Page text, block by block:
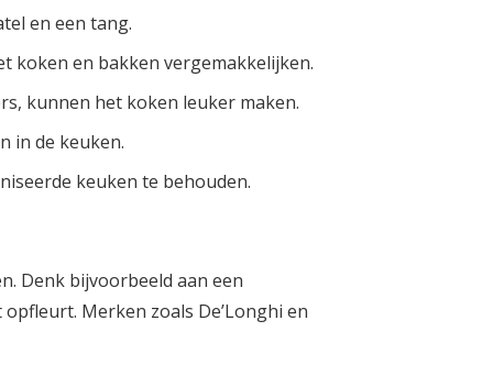
en een tang.
koken en bakken vergemakkelijken.
kunnen het koken leuker maken.
in de keuken.
keuken te behouden.
Denk bijvoorbeeld aan een
Merken zoals De’Longhi en